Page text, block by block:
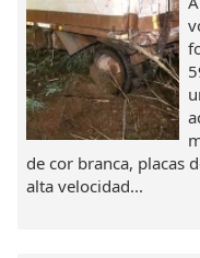
de cor branca, placas
alta velocidad...